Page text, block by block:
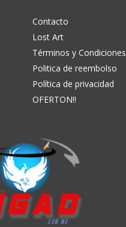
Contacto
Lost Art
Términos y Condiciones
Politica de reembolso
Política de privacidad
OFERTON!!